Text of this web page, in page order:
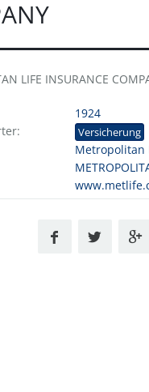
LIFE INSURANCE
1924
Versicherung
Metropolitan